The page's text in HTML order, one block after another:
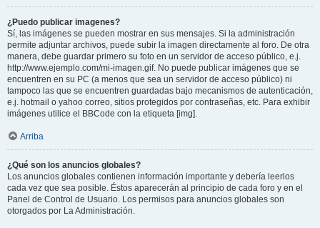
¿Puedo publicar imagenes?
Sí, las imágenes se pueden mostrar en sus mensajes. Si la administración
permite adjuntar archivos, puede subir la imagen directamente al foro. De otra
manera, debe guardar primero su foto en un servidor de acceso público, e.j.
http://www.ejemplo.com/mi-imagen.gif. No puede publicar imágenes que se
encuentren en su PC (a menos que sea un servidor de acceso público) ni
tampoco las que se encuentren guardadas bajo mecanismos de autenticación,
e.j. hotmail o yahoo correo, sitios protegidos por contraseñas, etc. Para exhibir
imágenes utilice el BBCode con la etiqueta [img].
Arriba
¿Qué son los anuncios globales?
Los anuncios globales contienen información importante y debería leerlos
cada vez que sea posible. Éstos aparecerán al principio de cada foro y en el
Panel de Control de Usuario. Los permisos para anuncios globales son
otorgados por La Administración.